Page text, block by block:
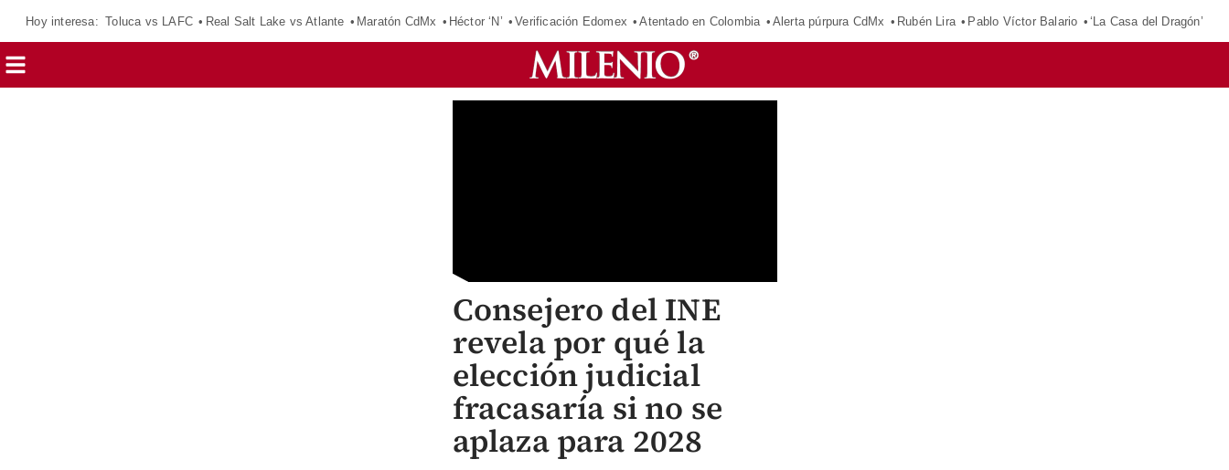
Hoy interesa: Toluca vs LAFC Real Salt Lake vs Atlante Maratón CdMx Héctor ‘N’ Verificación Edomex Atentado en Colombia Alerta púrpura CdMx Rubén Lira Pablo Víctor Balario ‘La Casa del Dragón’
Consejero del INE
revela por qué la
elección judicial
fracasaría si no se
aplaza para 2028